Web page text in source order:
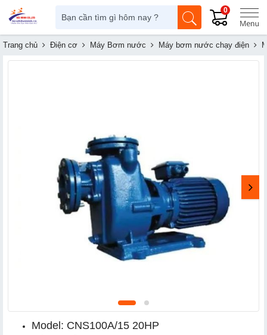
0
Trang chủ Điện cơ Máy Bơm nước Máy bơm nước chạy điện
Model: CNS100A/15 20HP